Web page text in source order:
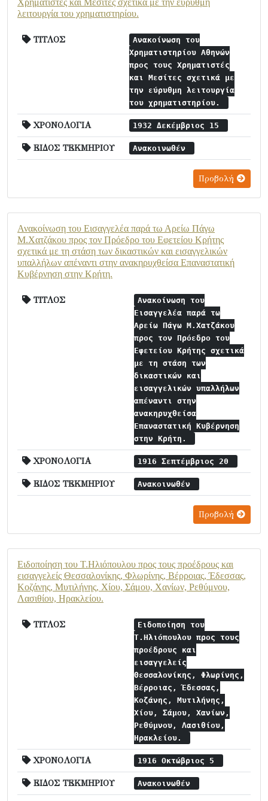
Χρηματιστές και Μεσίτες σχετικά με την εύρυθμη
λειτουργία του χρηματιστηρίου.
ΤΙΤΛΟΣ
Ανακοίνωση του
Χρηματιστηρίου Αθηνών
προς τους Χρηματιστές
και Μεσίτες σχετικά με
την εύρυθμη λειτουργία
του χρηματιστηρίου.
ΧΡΟΝΟΛΟΓΙΑ 1932 Δεκέμβριος 15
ΕΙΔΟΣ ΤΕΚΜΗΡΙΟΥ Ανακοινωθέν
Προβολή
Ανακοίνωση του Εισαγγελέα παρά τω Αρείω Πάγω
Μ.Χατζάκου προς τον Πρόεδρο του Εφετείου Κρήτης
σχετικά με τη στάση των δικαστικών και εισαγγελικών
υπαλλήλων απέναντι στην ανακηρυχθείσα Επαναστατική
Κυβέρνηση στην Κρήτη.
ΤΙΤΛΟΣ
Ανακοίνωση του
Εισαγγελέα παρά τω
Αρείω Πάγω Μ.Χατζάκου
προς τον Πρόεδρο του
Εφετείου Κρήτης σχετικά
με τη στάση των
δικαστικών και
εισαγγελικών υπαλλήλων
απέναντι στην
ανακηρυχθείσα
Επαναστατική Κυβέρνηση
στην Κρήτη.
ΧΡΟΝΟΛΟΓΙΑ 1916 Σεπτέμβριος 20
ΕΙΔΟΣ ΤΕΚΜΗΡΙΟΥ Ανακοινωθέν
Προβολή
Ειδοποίηση του Τ.Ηλιόπουλου προς τους προέδρους και
εισαγγελείς Θεσσαλονίκης, Φλωρίνης, Βέρροιας, Έδεσσας,
Κοζάνης, Μυτιλήνης, Χίου, Σάμου, Χανίων, Ρεθύμνου,
Λασιθίου, Ηρακλείου.
ΤΙΤΛΟΣ
Ειδοποίηση του
Τ.Ηλιόπουλου προς τους
προέδρους και
εισαγγελείς
Θεσσαλονίκης, Φλωρίνης,
Βέρροιας, Έδεσσας,
Κοζάνης, Μυτιλήνης,
Χίου, Σάμου, Χανίων,
Ρεθύμνου, Λασιθίου,
Ηρακλείου.
ΧΡΟΝΟΛΟΓΙΑ 1916 Οκτώβριος 5
ΕΙΔΟΣ ΤΕΚΜΗΡΙΟΥ Ανακοινωθέν